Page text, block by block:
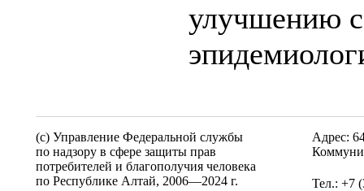
улучшению
(c) Управление Федеральной службы
по надзору в сфере защиты прав
потребителей и благополучия человека
по Республике Алтай, 2006—2024 г.
Адрес:
Тел.: +7